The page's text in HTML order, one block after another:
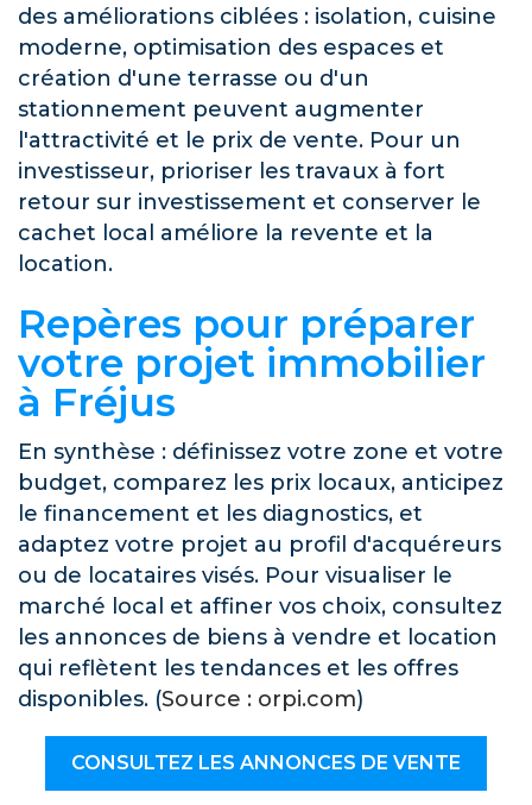
des améliorations ciblées : isolation, cuisine
moderne, optimisation des espaces et
création d'une terrasse ou d'un
stationnement peuvent augmenter
l'attractivité et le prix de vente. Pour un
investisseur, prioriser les travaux à fort
retour sur investissement et conserver le
cachet local améliore la revente et la
location.
Repères pour préparer
votre projet immobilier
à Fréjus
En synthèse : définissez votre zone et votre
budget, comparez les prix locaux, anticipez
le financement et les diagnostics, et
adaptez votre projet au profil d'acquéreurs
ou de locataires visés. Pour visualiser le
marché local et affiner vos choix, consultez
les annonces de biens à vendre et location
qui reflètent les tendances et les offres
disponibles. (Source : orpi.com)
CONSULTEZ LES ANNONCES DE VENTE